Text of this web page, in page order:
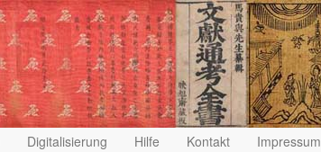
Digitalisierung Hilfe Kontakt Impressum